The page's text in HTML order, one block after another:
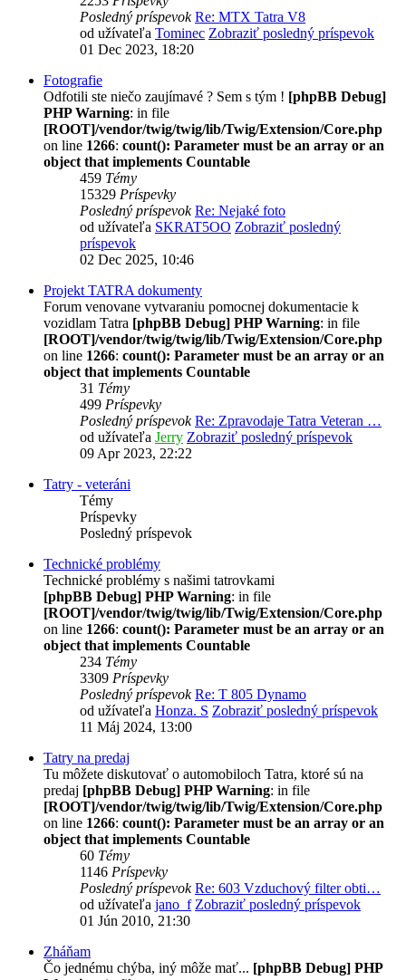
Posledný príspevok Re: MTX Tatra V8
od užívateľa Tominec Zobraziť posledný príspevok
01 Dec 2023, 18:20
Fotografie
Odfotili ste niečo zaujímavé ? Sem s tým ! [phpBB Debug]
PHP Warning: in file
[ROOT]/vendor/twig/twig/lib/Twig/Extension/Core.php
on line 1266: count(): Parameter must be an array or an
object that implements Countable
459 Témy
15329 Príspevky
Posledný príspevok Re: Nejaké foto
od užívateľa SKRAT5OO Zobraziť posledný
príspevok
02 Dec 2025, 10:46
Projekt TATRA dokumenty
Forum venovane vytvaraniu pomocnej dokumentacie k
vozidlam Tatra [phpBB Debug] PHP Warning: in file
[ROOT]/vendor/twig/twig/lib/Twig/Extension/Core.php
on line 1266: count(): Parameter must be an array or an
object that implements Countable
31 Témy
499 Príspevky
Posledný príspevok Re: Zpravodaje Tatra Veteran …
od užívateľa Jerry Zobraziť posledný príspevok
09 Apr 2023, 22:22
Tatry - veteráni
Témy
Príspevky
Posledný príspevok
Technické problémy
Technické problémy s našimi tatrovkami
[phpBB Debug] PHP Warning: in file
[ROOT]/vendor/twig/twig/lib/Twig/Extension/Core.php
on line 1266: count(): Parameter must be an array or an
object that implements Countable
234 Témy
3309 Príspevky
Posledný príspevok Re: T 805 Dynamo
od užívateľa Honza. S Zobraziť posledný príspevok
11 Máj 2024, 13:00
Tatry na predaj
Tu môžete diskutovať o automobiloch Tatra, ktoré sú na
predaj [phpBB Debug] PHP Warning: in file
[ROOT]/vendor/twig/twig/lib/Twig/Extension/Core.php
on line 1266: count(): Parameter must be an array or an
object that implements Countable
60 Témy
1146 Príspevky
Posledný príspevok Re: 603 Vzduchový filter obti…
od užívateľa jano_f Zobraziť posledný príspevok
01 Jún 2010, 21:30
Zháňam
Čo jednému chýba, iný môže mať... [phpBB Debug] PHP